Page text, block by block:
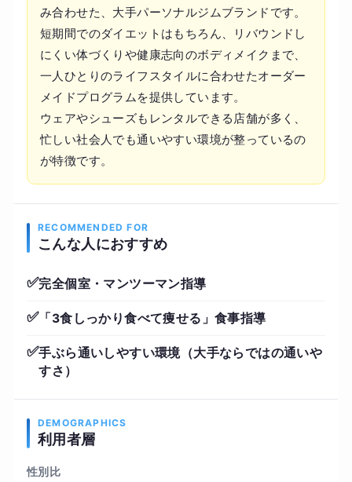
み合わせた、大手パーソナルジムブランドです。
短期間でのダイエットはもちろん、リバウンドし
にくい体づくりや健康志向のボディメイクまで、
一人ひとりのライフスタイルに合わせたオーダー
メイドプログラムを提供しています。
ウェアやシューズもレンタルできる店舗が多く、
忙しい社会人でも通いやすい環境が整っているの
が特徴です。
RECOMMENDED FOR
こんな人におすすめ
✅完全個室・マンツーマン指導
✅「3食しっかり食べて痩せる」食事指導
✅手ぶら通いしやすい環境（大手ならではの通いや
すさ）
DEMOGRAPHICS
利用者層
性別比